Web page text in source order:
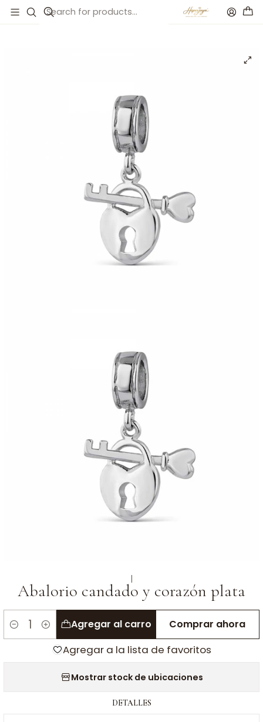
Inicio Catálogo Abalorio candado y corazón plata
|
Abalorio candado y corazón plata
Cantidad
Agregar al carro Comprar ahora
Agregar a la lista de favoritos
Mostrar stock de ubicaciones
DETALLES